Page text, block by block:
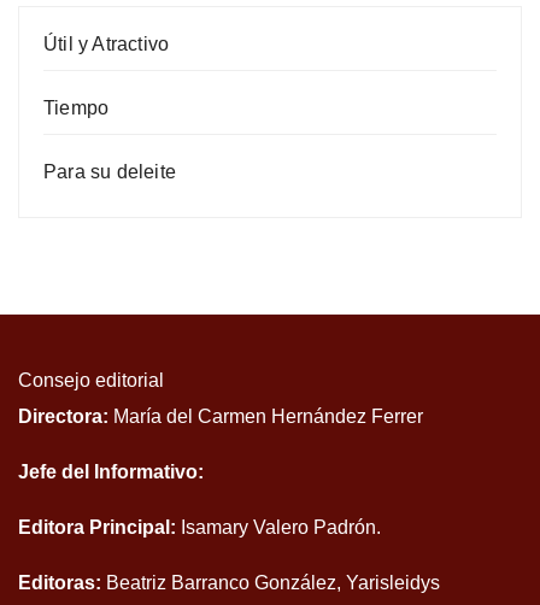
Útil y Atractivo
Tiempo
Para su deleite
Consejo editorial
Directora: María del Carmen Hernández Ferrer
Jefe del Informativo:
Editora Principal: Isamary Valero Padrón.
Editoras: Beatriz Barranco González, Yarisleidys